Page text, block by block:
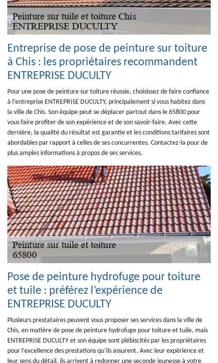
Entreprise de pose de peinture sur toiture
à Chis : les propriétaires recommandent
ENTREPRISE DUCULTY
Pour une pose de peinture sur toiture réussie, choisissez de faire confiance
à l’entreprise ENTREPRISE DUCULTY, principalement si vous habitez dans
la ville de Chis. Son équipe peut se déplacer partout dans le 65800 pour
vous faire profiter de son expérience et de son savoir-faire. Avec cette
dernière, la qualité du résultat est garantie et les conditions tarifaires sont
abordables par rapport à celles de ses concurrentes. Contactez-la pour de
plus amples informations à propos de ses services.
Pose de peinture hydrofuge pour toiture
et tuile : préférez l’expérience de
ENTREPRISE DUCULTY
Plusieurs prestataires peuvent vous proposer ses services dans la ville de
Chis, en matière de pose de peinture hydrofuge pour toiture et tuile, mais
ENTREPRISE DUCULTY et son équipe sont plébiscités par les propriétaires
pour l’excellence des prestations qu’ils assurent. Avec leur expérience et
leur sens du détail, ils arrivent à redonner une seconde jeunesse à votre